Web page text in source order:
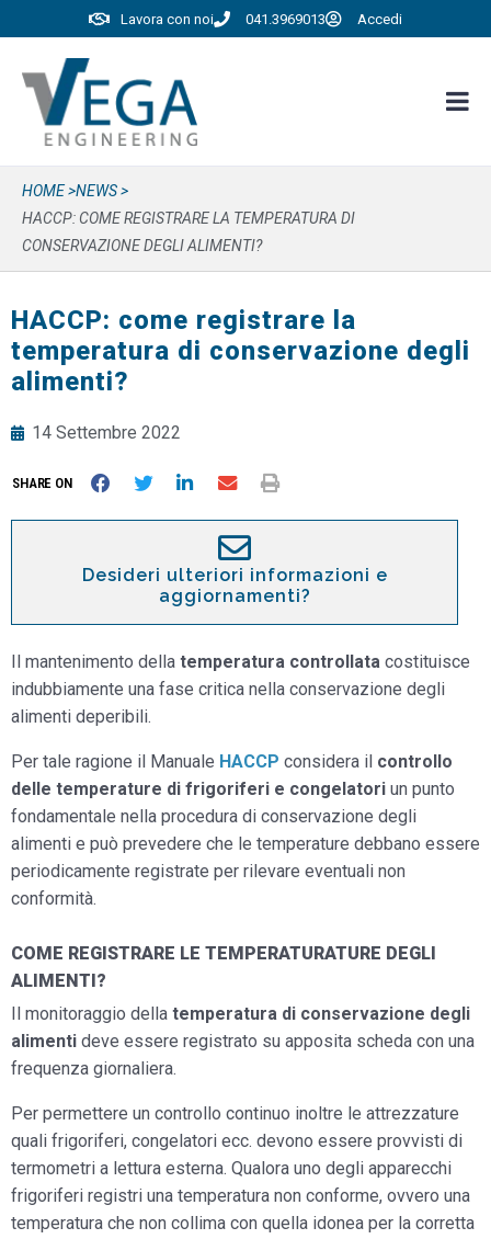
Lavora con noi 041.3969013 Accedi
HOME >NEWS >
HACCP: COME REGISTRARE LA TEMPERATURA DI
CONSERVAZIONE DEGLI ALIMENTI?
HACCP: come registrare la
temperatura di conservazione degli
alimenti?
14 Settembre 2022
SHARE ON
Desideri ulteriori informazioni e
aggiornamenti?
Il mantenimento della temperatura controllata costituisce
indubbiamente una fase critica nella conservazione degli
alimenti deperibili.
Per tale ragione il Manuale HACCP considera il controllo
delle temperature di frigoriferi e congelatori un punto
fondamentale nella procedura di conservazione degli
alimenti e può prevedere che le temperature debbano essere
periodicamente registrate per rilevare eventuali non
conformità.
COME REGISTRARE LE TEMPERATURATURE DEGLI
ALIMENTI?
Il monitoraggio della temperatura di conservazione degli
alimenti deve essere registrato su apposita scheda con una
frequenza giornaliera.
Per permettere un controllo continuo inoltre le attrezzature
quali frigoriferi, congelatori ecc. devono essere provvisti di
termometri a lettura esterna. Qualora uno degli apparecchi
frigoriferi registri una temperatura non conforme, ovvero una
temperatura che non collima con quella idonea per la corretta